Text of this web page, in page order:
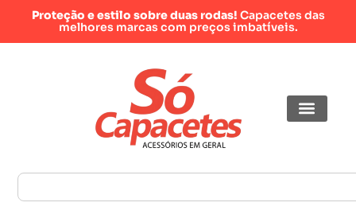
Proteção e estilo sobre duas rodas! Capacetes das
melhores marcas com preços imbatíveis.